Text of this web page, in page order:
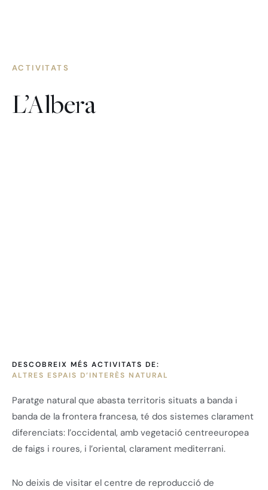
ACTIVITATS
L’Albera
DESCOBREIX MÉS ACTIVITATS DE:
ALTRES ESPAIS D’INTERÈS NATURAL
Paratge natural que abasta territoris situats a banda i
banda de la frontera francesa, té dos sistemes clarament
diferenciats: l’occidental, amb vegetació centreeuropea
de faigs i roures, i l’oriental, clarament mediterrani.
No deixis de visitar el centre de reproducció de